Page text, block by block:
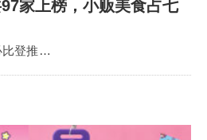
家上榜，小贩美食占七
比登推…